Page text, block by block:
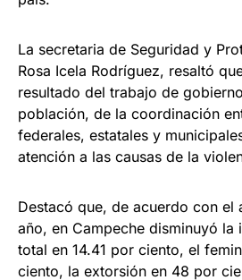
La secretaria de Seguridad y
Rosa Icela Rodríguez, resaltó
resultado del trabajo de
población, de la coordinación
federales, estatales y
atención a las causas de la
Destacó que, de acuerdo con el
año, en Campeche disminuyó la
total en 14.41 por ciento, el
ciento, la extorsión en 48 por